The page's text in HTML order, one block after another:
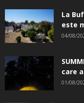
La
este
04/08/
care
01/08/